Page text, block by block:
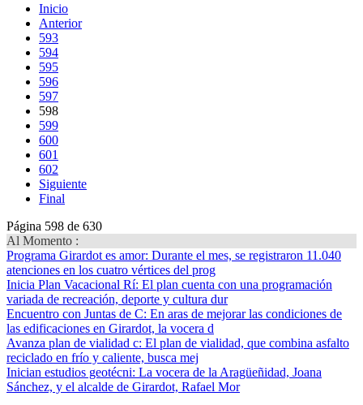
Inicio
Anterior
593
594
595
596
597
598
599
600
601
602
Siguiente
Final
Página 598 de 630
Al Momento :
Programa Girardot es amor: Durante el mes, se registraron 11.040
atenciones en los cuatro vértices del prog
Inicia Plan Vacacional Rí: El plan cuenta con una programación
variada de recreación, deporte y cultura dur
Encuentro con Juntas de C: En aras de mejorar las condiciones de
las edificaciones en Girardot, la vocera d
Avanza plan de vialidad c: El plan de vialidad, que combina asfalto
reciclado en frío y caliente, busca mej
Inician estudios geotécni: La vocera de la Aragüeñidad, Joana
Sánchez, y el alcalde de Girardot, Rafael Mor